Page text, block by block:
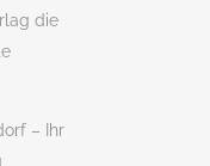
die
– Ihr